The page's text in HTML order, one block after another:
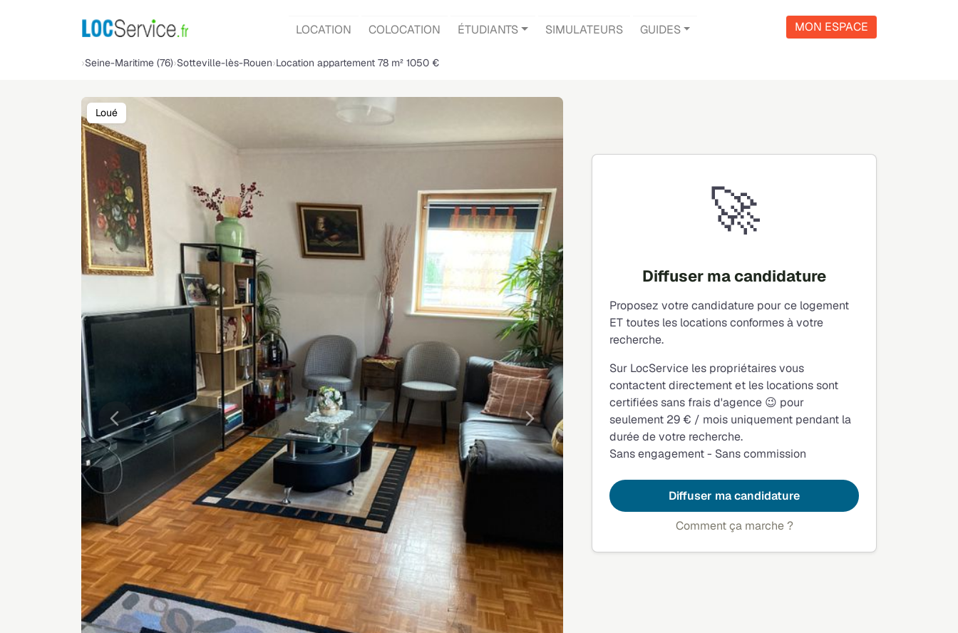
LOCATION COLOCATION ÉTUDIANTS SIMULATEURS GUIDES MON ESPACE
Seine-Maritime (76) Sotteville-lès-Rouen Location appartement 78 m² 1050 €
Précédente Suivante
Loué
🚀
Diffuser ma candidature
Proposez votre candidature pour ce logement
ET toutes les locations conformes à votre
recherche.
Sur LocService les propriétaires vous
contactent directement et les locations sont
certifiées sans frais d'agence 😉 pour
seulement 29 € / mois uniquement pendant la
durée de votre recherche.
Sans engagement - Sans commission
Diffuser ma candidature
Comment ça marche ?